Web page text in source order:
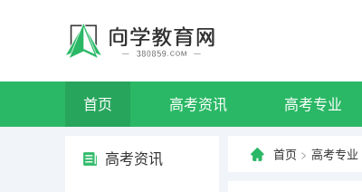
首页 高考资讯 高考专业
高考资讯 首页 > 高考专业